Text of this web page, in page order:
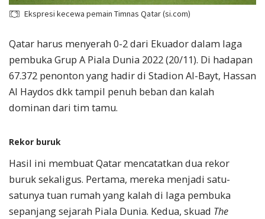
Ekspresi kecewa pemain Timnas Qatar (si.com)
Qatar harus menyerah 0-2 dari Ekuador dalam laga
pembuka Grup A Piala Dunia 2022 (20/11). Di hadapan
67.372 penonton yang hadir di Stadion Al-Bayt, Hassan
Al Haydos dkk tampil penuh beban dan kalah
dominan dari tim tamu.
Rekor buruk
Hasil ini membuat Qatar mencatatkan dua rekor
buruk sekaligus. Pertama, mereka menjadi satu-
satunya tuan rumah yang kalah di laga pembuka
sepanjang sejarah Piala Dunia. Kedua, skuad The